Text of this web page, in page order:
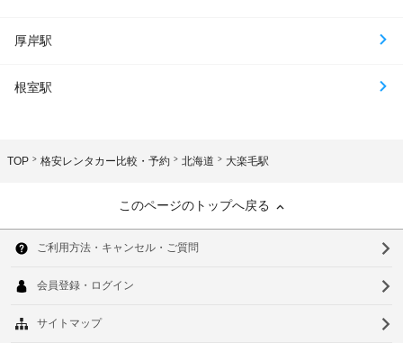
厚岸駅
根室駅
TOP 格安レンタカー比較・予約 北海道 大楽毛駅
このページのトップへ戻る